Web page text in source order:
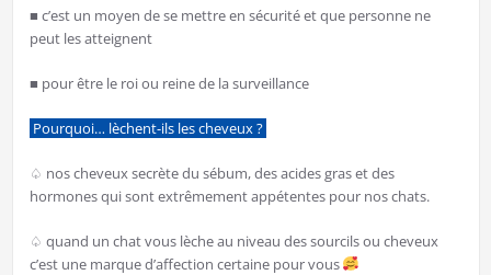
■ c’est un moyen de se mettre en sécurité et que personne ne
peut les atteignent
■ pour être le roi ou reine de la surveillance
Pourquoi… lèchent-ils les cheveux ?
♤ nos cheveux secrète du sébum, des acides gras et des
hormones qui sont extrêmement appétentes pour nos chats.
♤ quand un chat vous lèche au niveau des sourcils ou cheveux
c’est une marque d’affection certaine pour vous